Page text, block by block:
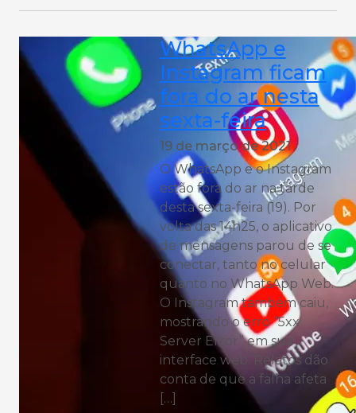
WhatsApp e
Instagram ficam
fora do ar nesta
sexta-feira
19 de março de 2021
O WhatsApp e o Instagram
estão fora do ar na tarde
desta sexta-feira (19). Por
volta das 14h25, o aplicativo
de mensagens parou de se
conectar, tanto no celular
quanto no WhatsApp Web.
O Instagram também caiu,
mostrando o erro “5xx
Server Error” em sua
interface web. Relatos dão
conta de que a falha afeta
[…]